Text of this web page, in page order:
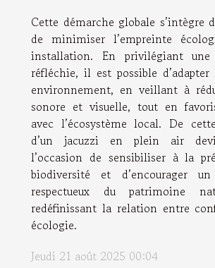
Cette démarche globale s’intègre
de minimiser l’empreinte
installation. En privilégiant une
réfléchie, il est possible
environnement, en veillant à
sonore et visuelle, tout en
avec l’écosystème local. De
d’un jacuzzi en plein air
l’occasion de sensibiliser à la
biodiversité et d’encourager
respectueux du patrimoine
redéfinissant la relation entre
écologie.
Jeudi 21 août 2025 00:04